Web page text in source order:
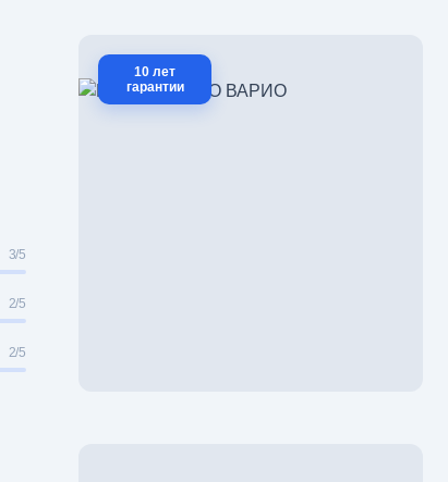
3/5
2/5
2/5
10 лет
гарантии